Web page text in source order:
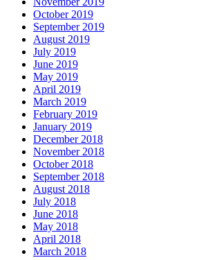
October 2019
September 2019
August 2019
July 2019
June 2019
May 2019
April 2019
March 2019
February 2019
January 2019
December 2018
November 2018
October 2018
September 2018
August 2018
July 2018
June 2018
May 2018
April 2018
March 2018